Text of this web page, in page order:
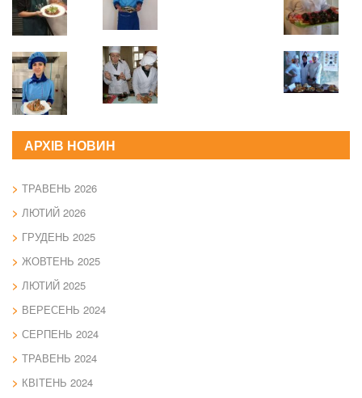
АРХІВ НОВИН
ТРАВЕНЬ 2026
ЛЮТИЙ 2026
ГРУДЕНЬ 2025
ЖОВТЕНЬ 2025
ЛЮТИЙ 2025
ВЕРЕСЕНЬ 2024
СЕРПЕНЬ 2024
ТРАВЕНЬ 2024
КВІТЕНЬ 2024